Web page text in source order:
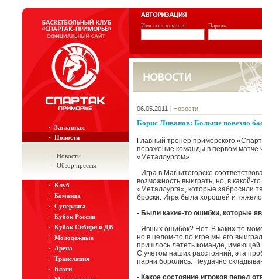
Имя пользователя Пароль
Заглавная
Новости
Новости
Обзор прессы
Клуб
Команда
Суперлига
Кубок России
Кубок Сибири и ДВ
Молодежные
Арена
Трансляция
Блоги
06.05.2011 | Новости
Борис Ливанов: Больше повезло
Главный тренер приморского
поражение команды в первом матче
«Металлургом».
- Игра в Магнитогорске
возможность выиграть, но, в какой-
«Металлурга», которые забросили
броски. Игра была хорошей и
- Были какие-то ошибки, которые
- Явных ошибок? Нет. В каких-то
но в целом-то по игре мы его
пришлось лететь команде, имеющей
С учетом наших расстояний, эта
парни боролись. Неудачно
- Какое состояние игроков перед